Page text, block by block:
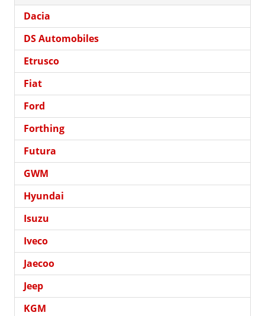
Dacia
DS Automobiles
Etrusco
Fiat
Ford
Forthing
Futura
GWM
Hyundai
Isuzu
Iveco
Jaecoo
Jeep
KGM